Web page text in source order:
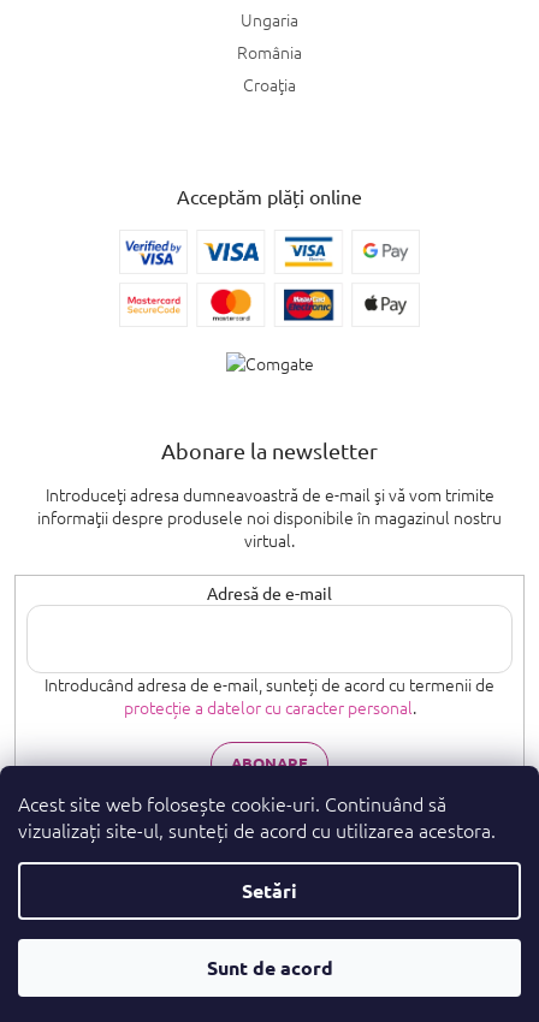
Acest site web folosește cookie-uri. Continuând să
vizualizați site-ul, sunteți de acord cu utilizarea acestora.
Setări
Sunt de acord
Ungaria
România
Croaţia
Acceptăm plăți online
Abonare la newsletter
Introduceţi adresa dumneavoastră de e-mail şi vă vom trimite
informaţii despre produsele noi disponibile în magazinul nostru
virtual.
Adresă de e-mail
Introducând adresa de e-mail, sunteți de acord cu termenii de
protecție a datelor cu caracter personal.
ABONARE
Creat de Shoptet Premium
parfumeshop.ro
rezervate.